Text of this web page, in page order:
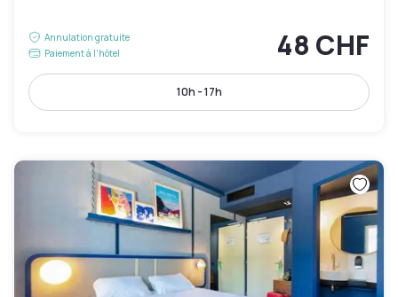
Annulation gratuite
Paiement à l'hôtel
48 CHF
10h - 17h